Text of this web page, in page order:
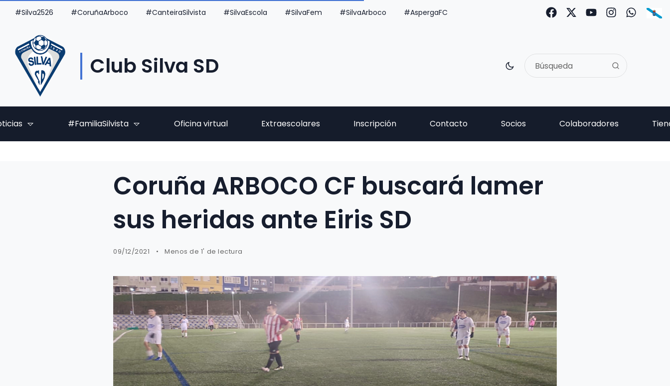
#Silva2526 #CoruñaArboco #CanteiraSilvista #SilvaEscola #SilvaFem #SilvaArboco #AspergaFC
Club Silva SD
#FamiliaSilvista Oficina virtual Extraescolares Inscripción Contacto Socios Colaboradores
Coruña ARBOCO CF buscará lamer
sus heridas ante Eiris SD
09/12/2021 Menos de 1' de lectura